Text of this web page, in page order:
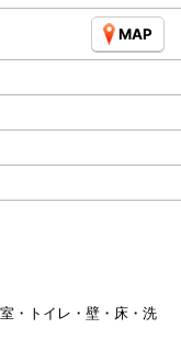
MAP
・トイレ・壁・床・洗